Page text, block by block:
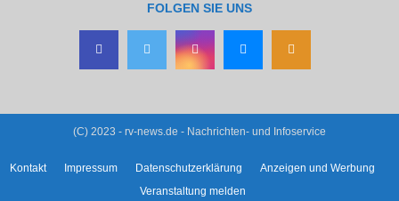
FOLGEN SIE UNS
(C) 2023 - rv-news.de - Nachrichten- und Infoservice
Kontakt Impressum Datenschutzerklärung
Anzeigen und Werbung
Veranstaltung melden